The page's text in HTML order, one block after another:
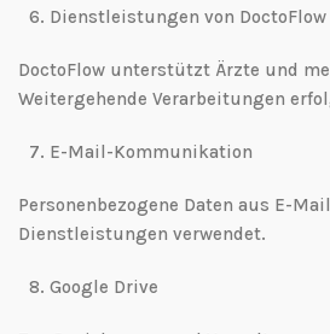
6.⁠ ⁠Dienstleistungen von DoctoFlow
DoctoFlow unterstützt Ärzte und
Weitergehende Verarbeitungen
7.⁠ ⁠E-Mail-Kommunikation
Personenbezogene Daten aus E-
Dienstleistungen verwendet.
8.⁠ ⁠Google Drive